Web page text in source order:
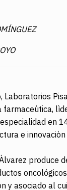
Laboratorios
en
e
produce
y asociado al